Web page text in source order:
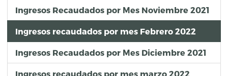
Ingresos Recaudados por Mes Noviembre 2021
Ingresos recaudados por mes Febrero 2022
Ingresos Recaudados por Mes Diciembre 2021
Ingresos recaudados por mes marzo 2022